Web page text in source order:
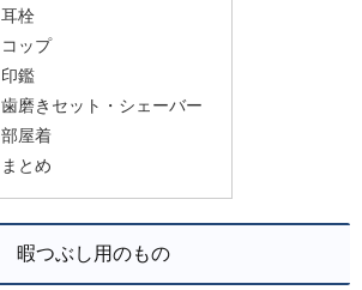
耳栓
コップ
印鑑
歯磨きセット・シェーバー
部屋着
まとめ
暇つぶし用のもの